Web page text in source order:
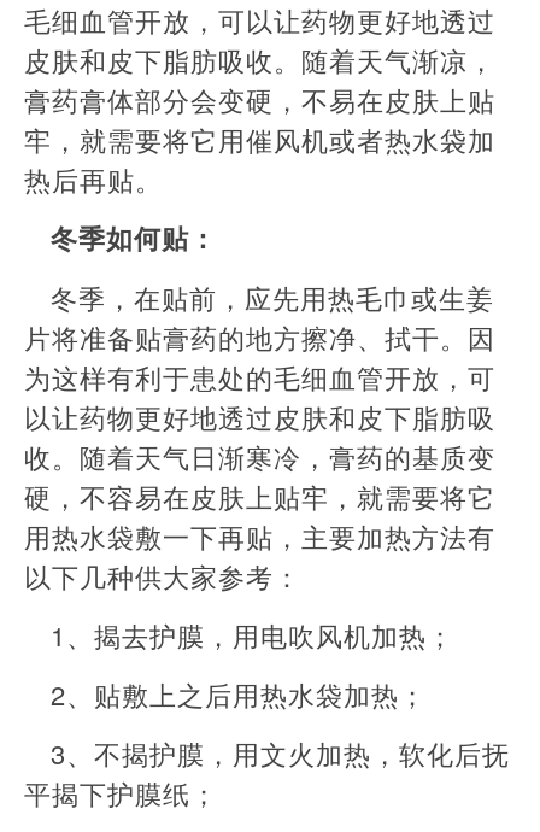
毛细血管开放，可以让药物更好地透过
皮肤和皮下脂肪吸收。随着天气渐凉，
膏药膏体部分会变硬，不易在皮肤上贴
牢，就需要将它用催风机或者热水袋加
热后再贴。
冬季如何贴：
冬季，在贴前，应先用热毛巾或生姜
片将准备贴膏药的地方擦净、拭干。因
为这样有利于患处的毛细血管开放，可
以让药物更好地透过皮肤和皮下脂肪吸
收。随着天气日渐寒冷，膏药的基质变
硬，不容易在皮肤上贴牢，就需要将它
用热水袋敷一下再贴，主要加热方法有
以下几种供大家参考：
1、揭去护膜，用电吹风机加热；
2、贴敷上之后用热水袋加热；
3、不揭护膜，用文火加热，软化后抚
平揭下护膜纸；